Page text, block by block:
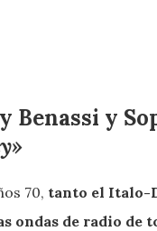
Benassi y
70, tanto el Italo-
ondas de radio de